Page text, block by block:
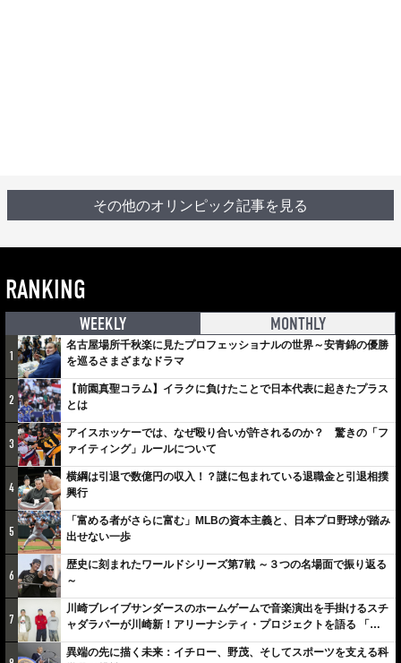
その他のオリンピック記事を見る
RANKING
WEEKLY MONTHLY
1
名古屋場所千秋楽に見たプロフェッショナルの世界～安青錦の優勝
を巡るさまざまなドラマ
2
【前園真聖コラム】イラクに負けたことで日本代表に起きたプラス
とは
3
アイスホッケーでは、なぜ殴り合いが許されるのか？ 驚きの「フ
ァイティング」ルールについて
4
横綱は引退で数億円の収入！？謎に包まれている退職金と引退相撲
興行
5
「富める者がさらに富む」MLBの資本主義と、日本プロ野球が踏み
出せない一歩
6
歴史に刻まれたワールドシリーズ第7戦 ～３つの名場面で振り返る
～
7
川崎ブレイブサンダースのホームゲームで音楽演出を手掛けるスチ
ャダラパーが川崎新！アリーナシティ・プロジェクトを語る 「楽
しみでしかないでしょ。川崎は、ずっと成長曲線だから」
異端の先に描く未来：イチロー、野茂、そしてスポーツを支える科